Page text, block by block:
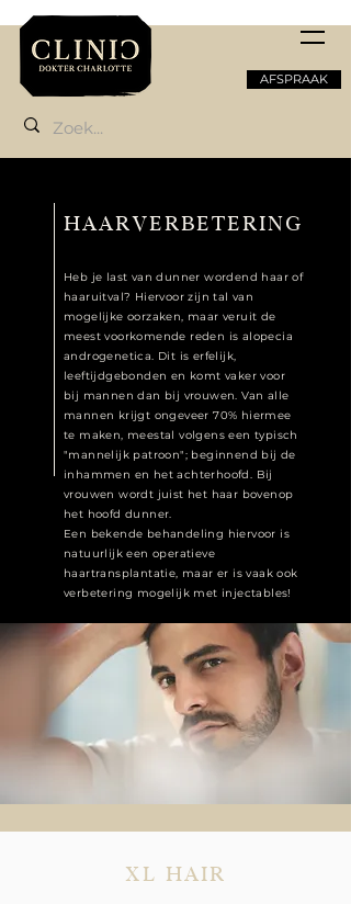
AFSPRAAK
HAARVERBETERING
Heb je last van dunner wordend haar of
haaruitval? Hiervoor zijn tal van
mogelijke oorzaken, maar veruit de
meest voorkomende reden is alopecia
androgenetica. Dit is erfelijk,
leeftijdgebonden en komt vaker voor
bij mannen dan bij vrouwen. Van alle
mannen krijgt ongeveer 70% hiermee
te maken, meestal volgens een typisch
"mannelijk patroon"; beginnend bij de
inhammen en het achterhoofd. Bij
vrouwen wordt juist het haar bovenop
het hoofd dunner.
Een bekende behandeling hiervoor is
natuurlijk een operatieve
haartransplantatie, maar er is vaak ook
verbetering mogelijk met injectables!
XL HAIR